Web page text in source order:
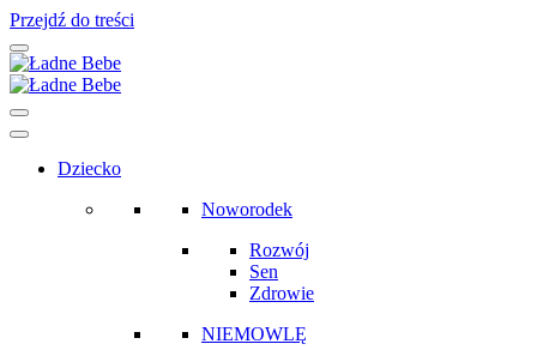
Przejdź do treści
Main
Navigation
Dziecko
Noworodek
Rozwój
Sen
Zdrowie
NIEMOWLĘ